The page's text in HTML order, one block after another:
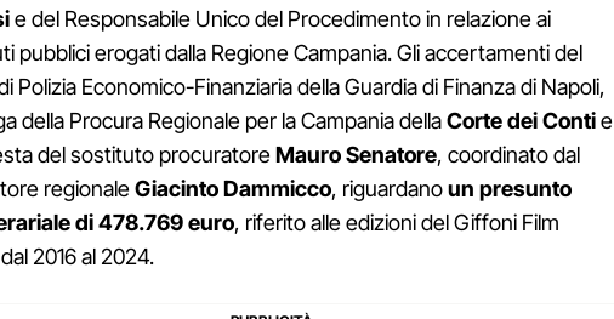
e del Responsabile Unico del Procedimento in relazione ai
pubblici erogati dalla Regione Campania. Gli accertamenti del
Polizia Economico-Finanziaria della Guardia di Finanza di Napoli,
della Procura Regionale per la Campania dellaCorte dei Contie
del sostituto procuratoreMauro Senatore, coordinato dal
regionaleGiacinto Dammicco, riguardanoun presunto
di 478.769 euro, riferito alle edizioni del Giffoni Film
2016 al 2024.